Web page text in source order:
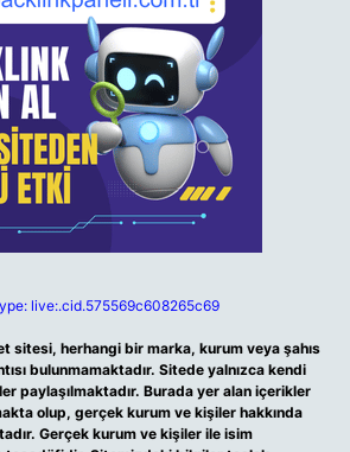
live:.cid.575569c608265c69
sitesi, herhangi bir marka, kurum veya şahıs
bulunmamaktadır. Sitede yalnızca kendi
paylaşılmaktadır. Burada yer alan içerikler
olup, gerçek kurum ve kişiler hakkında
Gerçek kurum ve kişiler ile isim